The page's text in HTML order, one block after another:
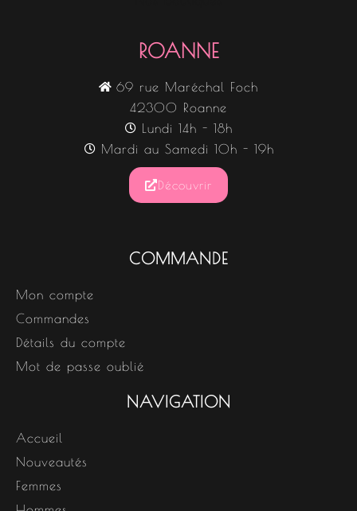
ROANNE
69 rue Maréchal Foch
42300 Roanne
Lundi 14h - 18h
Mardi au Samedi 10h - 19h
Découvrir
COMMANDE
Mon compte
Commandes
Détails du compte
Mot de passe oublié
NAVIGATION
Accueil
Nouveautés
Femmes